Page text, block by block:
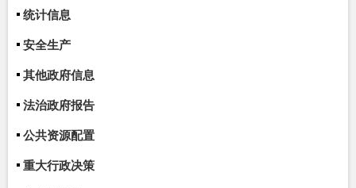
统计信息
安全生产
其他政府信息
法治政府报告
公共资源配置
重大行政决策